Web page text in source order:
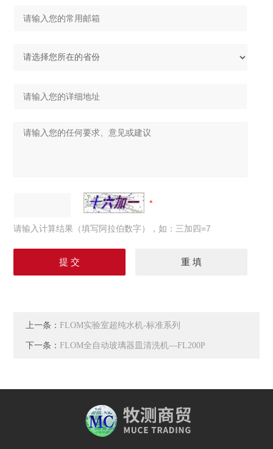
请输入计算结果（填写阿拉伯数字），如：三加四=7
上一条： FLOM实验室超纯水机-标准系列
下一条： FLOM全自动玻璃器皿清洗机—FL200P